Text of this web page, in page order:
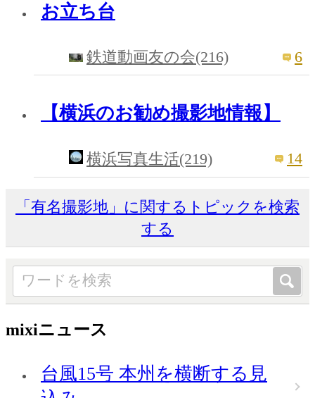
お立ち台
鉄道動画友の会(216) 6
【横浜のお勧め撮影地情報】
横浜写真生活(219) 14
「有名撮影地」に関するトピックを検索
する
mixiニュース
台風15号 本州を横断する見